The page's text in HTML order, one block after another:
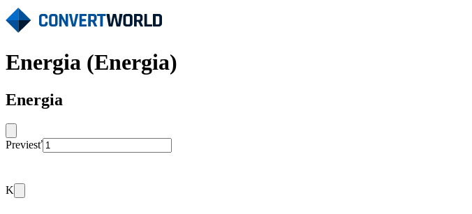
Energia (Energia)
Energia
Previesť
K